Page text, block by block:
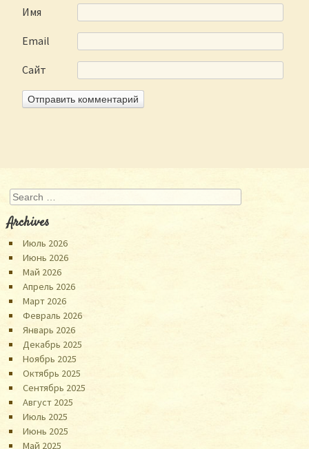
Имя
Email
Сайт
Search
Archives
Июль 2026
Июнь 2026
Май 2026
Апрель 2026
Март 2026
Февраль 2026
Январь 2026
Декабрь 2025
Ноябрь 2025
Октябрь 2025
Сентябрь 2025
Август 2025
Июль 2025
Июнь 2025
Май 2025